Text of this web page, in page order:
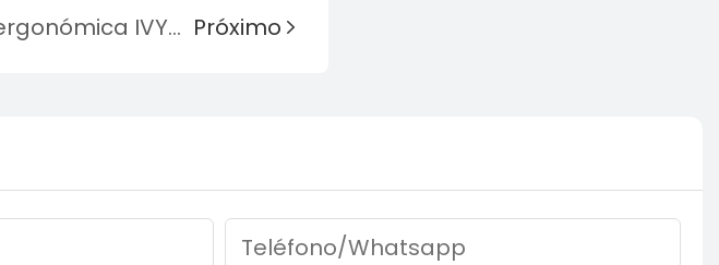
Silla de oficina ergonómica IVYCO: comodidad adaptable para el lugar de trabajo moderno Próximo
Teléfono/whatsapp